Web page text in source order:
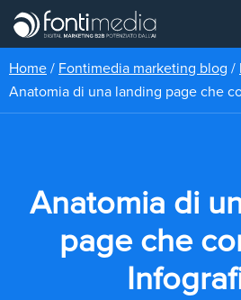
Home / Fontimedia marketing blog /
Anatomia di una landing page che
Anatomia di
page che